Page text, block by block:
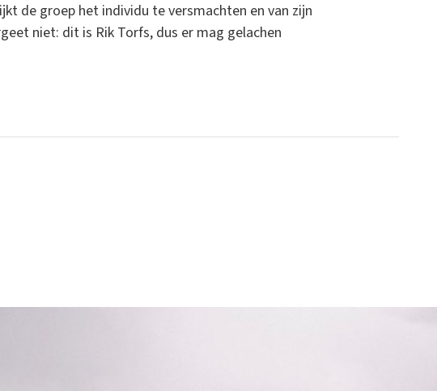
de groep het individu te versmachten en van zijn
niet: dit is Rik Torfs, dus er mag gelachen